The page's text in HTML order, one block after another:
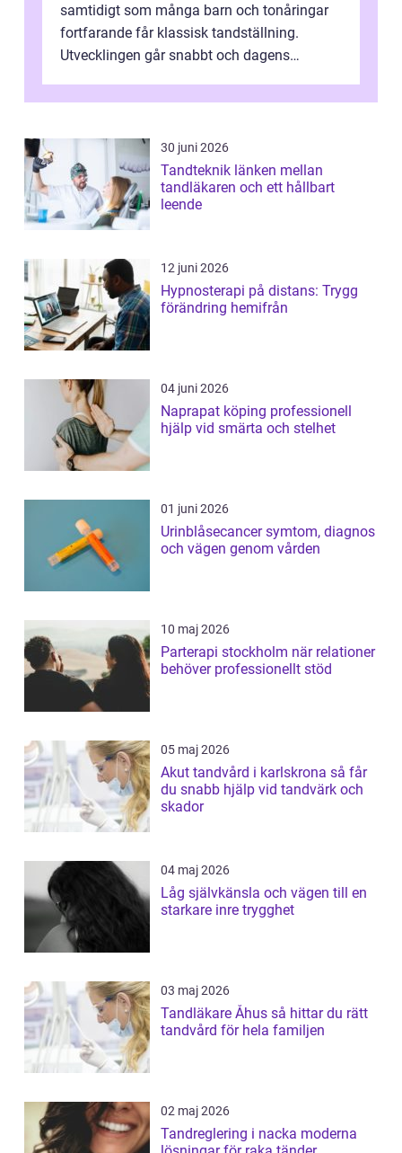
samtidigt som många barn och tonåringar
fortfarande får klassisk tandställning.
Utvecklingen går snabbt och dagens
30 juni 2026
Tandteknik länken mellan
tandläkaren och ett hållbart
leende
12 juni 2026
Hypnosterapi på distans: Trygg
förändring hemifrån
04 juni 2026
Naprapat köping professionell
hjälp vid smärta och stelhet
01 juni 2026
Urinblåsecancer symtom, diagnos
och vägen genom vården
10 maj 2026
Parterapi stockholm när relationer
behöver professionellt stöd
05 maj 2026
Akut tandvård i karlskrona så får
du snabb hjälp vid tandvärk och
skador
04 maj 2026
Låg självkänsla och vägen till en
starkare inre trygghet
03 maj 2026
Tandläkare Åhus så hittar du rätt
tandvård för hela familjen
02 maj 2026
Tandreglering i nacka moderna